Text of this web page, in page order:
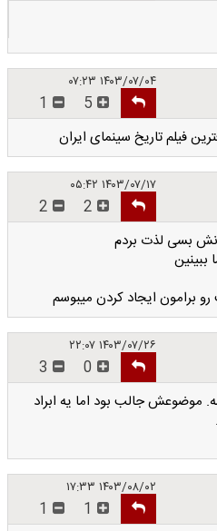
۱۴۰۳/۰۷/۰۴ ۰۷:۲۳
5
1
فیلم تاریخ سینمای ایران
۱۴۰۳/۰۷/۱۷ ۰۵:۴۲
2
2
بسی لذت بردم
ببینین
برامون ایجاد کردن میبوسم
۱۴۰۳/۰۷/۲۶ ۲۲:۰۷
0
3
موضوعش جالب بود اما یه ابراد
۱۴۰۳/۰۸/۰۲ ۱۷:۳۳
1
1